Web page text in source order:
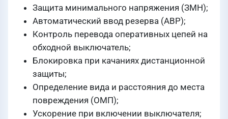
Защита минимального напряжения (ЗМН);
Автоматический ввод резерва (АВР);
Контроль перевода оперативных цепей на
обходной выключатель;
Блокировка при качаниях дистанционной
защиты;
Определение вида и расстояния до места
повреждения (ОМП);
Ускорение при включении выключателя;